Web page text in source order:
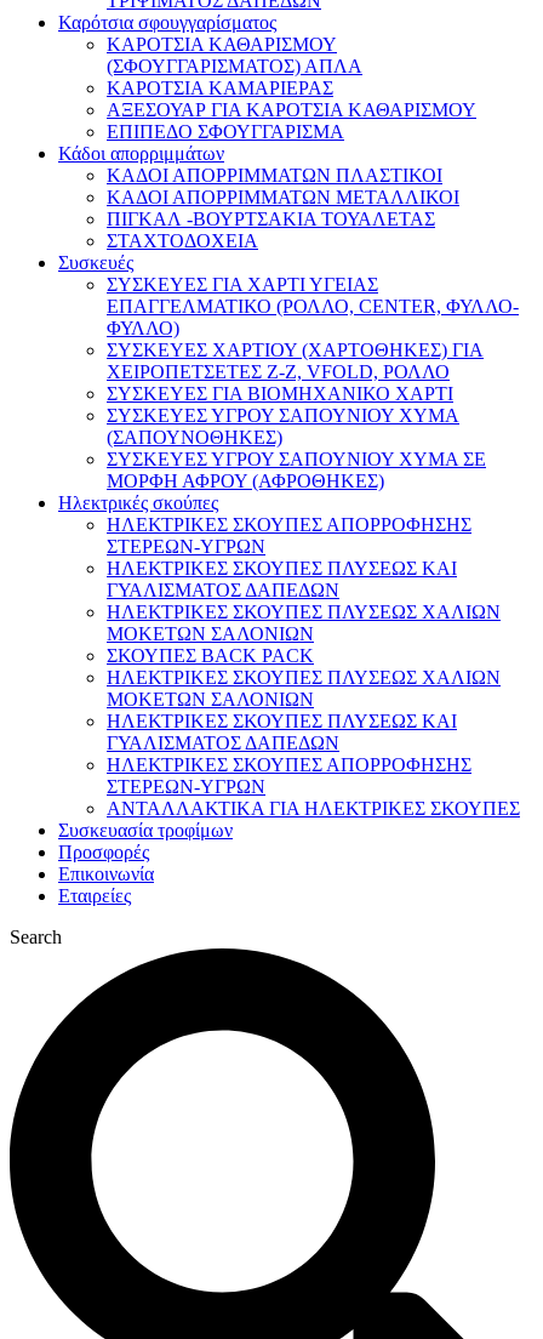
Καρότσια σφουγγαρίσματος
ΚΑΡΟΤΣΙΑ ΚΑΘΑΡΙΣΜΟΥ
(ΣΦΟΥΓΓΑΡΙΣΜΑΤΟΣ) ΑΠΛΑ
ΚΑΡΟΤΣΙΑ ΚΑΜΑΡΙΕΡΑΣ
ΑΞΕΣΟΥΑΡ ΓΙΑ ΚΑΡΟΤΣΙΑ ΚΑΘΑΡΙΣΜΟΥ
ΕΠΙΠΕΔΟ ΣΦΟΥΓΓΑΡΙΣΜΑ
Κάδοι απορριμμάτων
ΚΑΔΟΙ ΑΠΟΡΡΙΜΜΑΤΩΝ ΠΛΑΣΤΙΚΟΙ
ΚΑΔΟΙ ΑΠΟΡΡΙΜΜΑΤΩΝ ΜΕΤΑΛΛΙΚΟΙ
ΠΙΓΚΑΛ -ΒΟΥΡΤΣΑΚΙΑ ΤΟΥΑΛΕΤΑΣ
ΣΤΑΧΤΟΔΟΧΕΙΑ
Συσκευές
ΣΥΣΚΕΥΕΣ ΓΙΑ ΧΑΡΤΙ ΥΓΕΙΑΣ
ΕΠΑΓΓΕΛΜΑΤΙΚΟ (ΡΟΛΛΟ, CENTER, ΦΥΛΛΟ-
ΦΥΛΛΟ)
ΣΥΣΚΕΥΕΣ ΧΑΡΤΙΟΥ (ΧΑΡΤΟΘΗΚΕΣ) ΓΙΑ
ΧΕΙΡΟΠΕΤΣΕΤΕΣ Ζ-Ζ, VFOLD, ΡΟΛΛΟ
ΣΥΣΚΕΥΕΣ ΓΙΑ ΒΙΟΜΗΧΑΝΙΚΟ ΧΑΡΤΙ
ΣΥΣΚΕΥΕΣ ΥΓΡΟΥ ΣΑΠΟΥΝΙΟΥ ΧΥΜΑ
(ΣΑΠΟΥΝΟΘΗΚΕΣ)
ΣΥΣΚΕΥΕΣ ΥΓΡΟΥ ΣΑΠΟΥΝΙΟΥ ΧΥΜΑ ΣΕ
ΜΟΡΦΗ ΑΦΡΟΥ (ΑΦΡΟΘΗΚΕΣ)
Ηλεκτρικές σκούπες
ΗΛΕΚΤΡΙΚΕΣ ΣΚΟΥΠΕΣ ΑΠΟΡΡΟΦΗΣΗΣ
ΣΤΕΡΕΩΝ-ΥΓΡΩΝ
ΗΛΕΚΤΡΙΚΕΣ ΣΚΟΥΠΕΣ ΠΛΥΣΕΩΣ ΚΑΙ
ΓΥΑΛΙΣΜΑΤΟΣ ΔΑΠΕΔΩΝ
ΗΛΕΚΤΡΙΚΕΣ ΣΚΟΥΠΕΣ ΠΛΥΣΕΩΣ ΧΑΛΙΩΝ
ΜΟΚΕΤΩΝ ΣΑΛΟΝΙΩΝ
ΣΚΟΥΠΕΣ BACK PACK
ΗΛΕΚΤΡΙΚΕΣ ΣΚΟΥΠΕΣ ΠΛΥΣΕΩΣ ΧΑΛΙΩΝ
ΜΟΚΕΤΩΝ ΣΑΛΟΝΙΩΝ
ΗΛΕΚΤΡΙΚΕΣ ΣΚΟΥΠΕΣ ΠΛΥΣΕΩΣ ΚΑΙ
ΓΥΑΛΙΣΜΑΤΟΣ ΔΑΠΕΔΩΝ
ΗΛΕΚΤΡΙΚΕΣ ΣΚΟΥΠΕΣ ΑΠΟΡΡΟΦΗΣΗΣ
ΣΤΕΡΕΩΝ-ΥΓΡΩΝ
ΑΝΤΑΛΛΑΚΤΙΚΑ ΓΙΑ ΗΛΕΚΤΡΙΚΕΣ ΣΚΟΥΠΕΣ
Συσκευασία τροφίμων
Προσφορές
Επικοινωνία
Εταιρείες
Search